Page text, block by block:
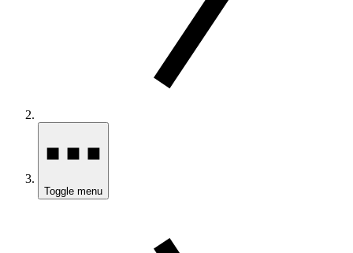
Toggle menu